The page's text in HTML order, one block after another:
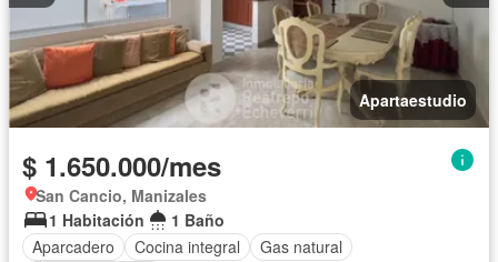
Apartaestudio
$ 1.650.000/mes
San Cancio, Manizales
1 Habitación
1 Baño
Aparcadero
Cocina integral
Gas natural